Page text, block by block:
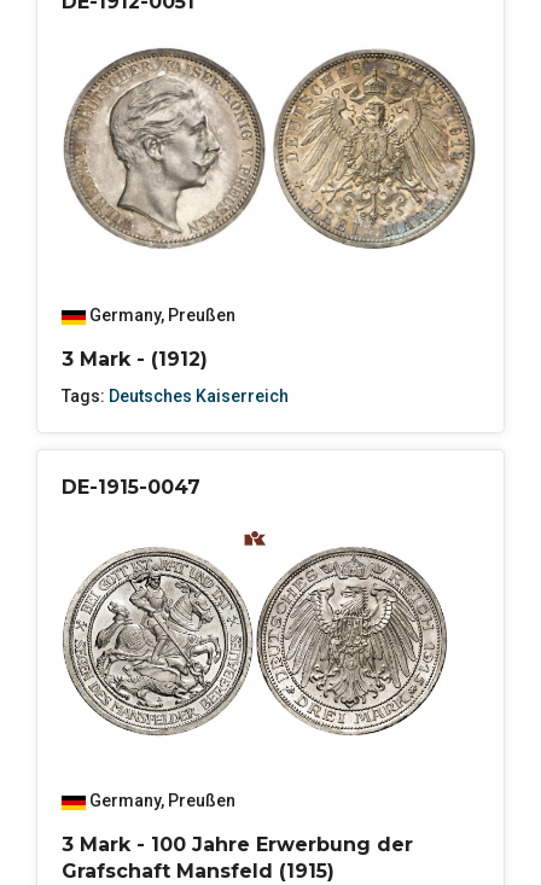
Germany, Preußen
3 Mark - (1912)
Tags: Deutsches Kaiserreich
DE-1915-0047
Germany, Preußen
3 Mark - 100 Jahre Erwerbung der
Grafschaft Mansfeld (1915)